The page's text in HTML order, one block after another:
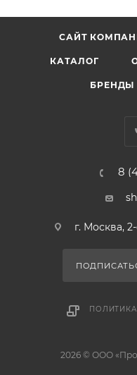
САЙТ
КАТАЛОГ
БРЕНДЫ
8
г. Москва,
2026 © ООО